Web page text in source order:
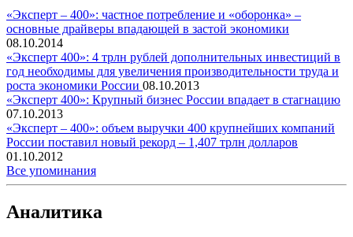
«Эксперт – 400»: частное потребление и «оборонка» –
основные драйверы впадающей в застой экономики
08.10.2014
«Эксперт 400»: 4 трлн рублей дополнительных инвестиций в
год необходимы для увеличения производительности труда и
роста экономики России 08.10.2013
«Эксперт 400»: Крупный бизнес России впадает в стагнацию
07.10.2013
«Эксперт – 400»: объем выручки 400 крупнейших компаний
России поставил новый рекорд – 1,407 трлн долларов
01.10.2012
Все упоминания
Аналитика